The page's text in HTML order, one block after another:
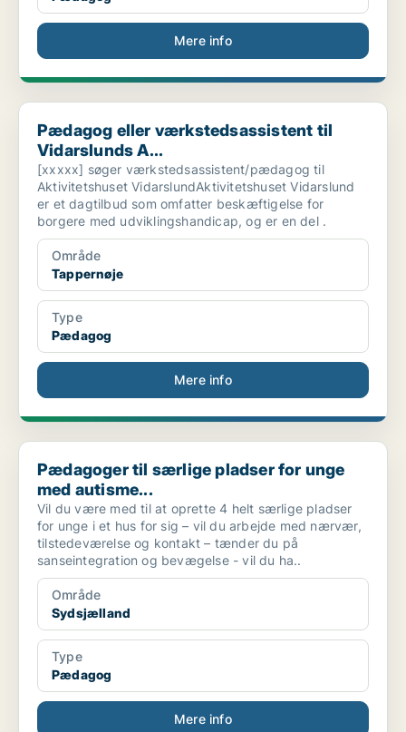
Mere info
Pædagog eller værkstedsassistent til Vidarslunds A...
Pædagog eller værkstedsassistent til
Vidarslunds A...
[xxxxx] søger værkstedsassistent/pædagog til
Aktivitetshuset VidarslundAktivitetshuset Vidarslund
er et dagtilbud som omfatter beskæftigelse for
borgere med udviklingshandicap, og er en del .
Område
Tappernøje
Type
Pædagog
Mere info
Pædagoger til særlige pladser for unge med autisme...
Pædagoger til særlige pladser for unge
med autisme...
Vil du være med til at oprette 4 helt særlige pladser
for unge i et hus for sig – vil du arbejde med nærvær,
tilstedeværelse og kontakt – tænder du på
sanseintegration og bevægelse - vil du ha..
Område
Sydsjælland
Type
Pædagog
Mere info